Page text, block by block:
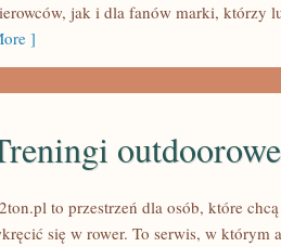
jak i dla fanów marki, którzy
]
outdoorowe
to przestrzeń dla osób, które
się w rower. To serwis, w którym